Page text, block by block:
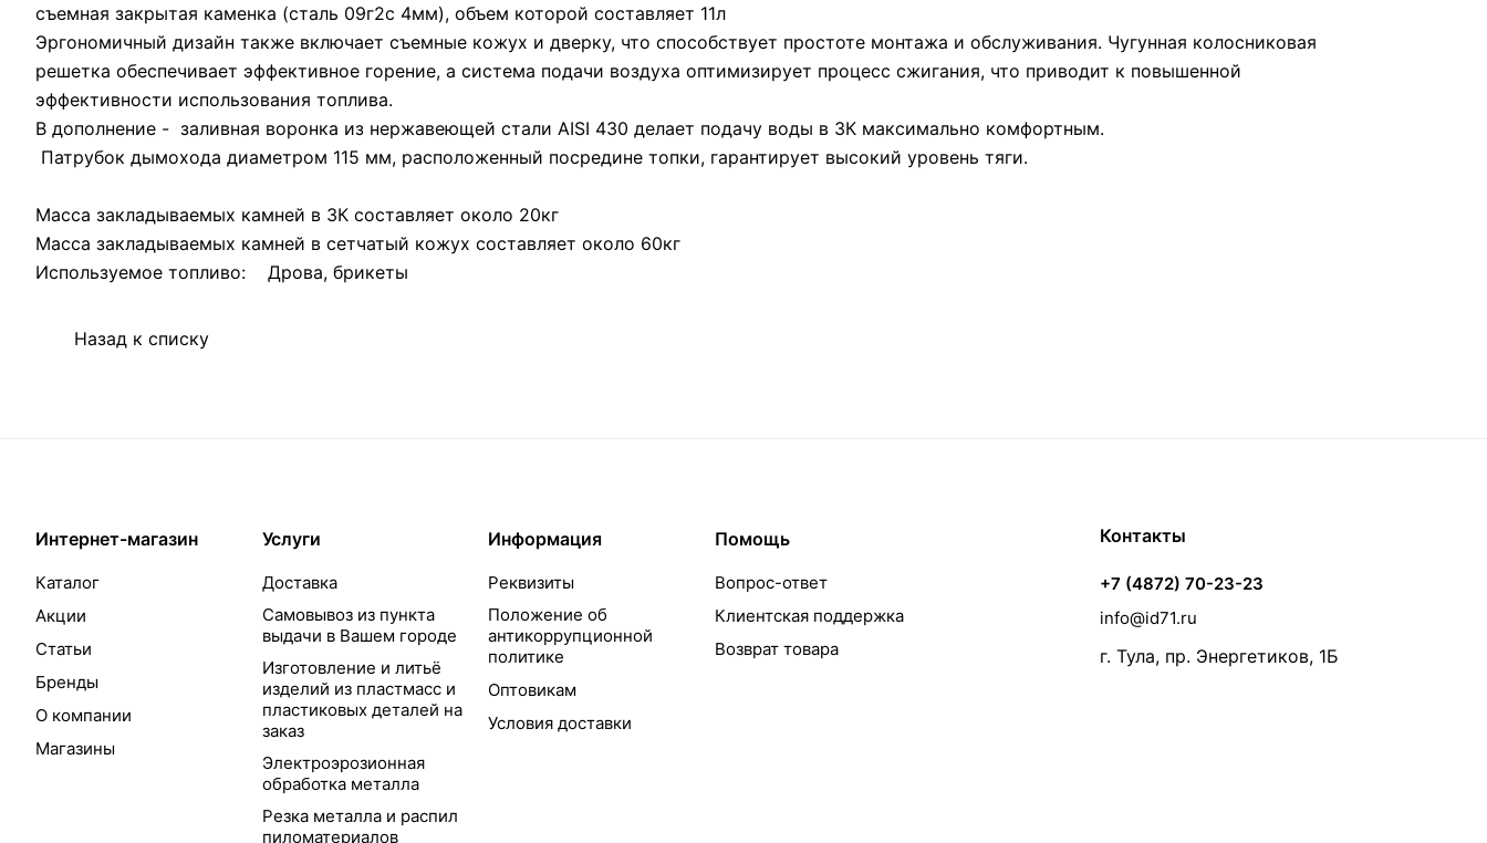
съемная закрытая каменка (сталь 09г2с 4мм), объем которой составляет 11л
Эргономичный дизайн также включает съемные кожух и дверку, что способствует простоте монтажа и обслуживания. Чугунная колосниковая
решетка обеспечивает эффективное горение, а система подачи воздуха оптимизирует процесс сжигания, что приводит к повышенной
эффективности использования топлива.
В дополнение - заливная воронка из нержавеющей стали AISI 430 делает подачу воды в ЗК максимально комфортным.
Патрубок дымохода диаметром 115 мм, расположенный посредине топки, гарантирует высокий уровень тяги.
Масса закладываемых камней в ЗК составляет около 20кг
Масса закладываемых камней в сетчатый кожух составляет около 60кг
Используемое топливо: Дрова, брикеты
Назад к списку
Интернет-магазин
Каталог
Акции
Статьи
Бренды
О компании
Магазины
Услуги
Доставка
Самовывоз из пункта
выдачи в Вашем городе
Изготовление и литьё
изделий из пластмасс и
пластиковых деталей на
заказ
Электроэрозионная
обработка металла
Резка металла и распил
пиломатериалов
Информация
Реквизиты
Положение об
антикоррупционной
политике
Оптовикам
Условия доставки
Помощь
Вопрос-ответ
Клиентская поддержка
Возврат товара
Контакты
+7 (4872) 70-23-23
info@id71.ru
г. Тула, пр. Энергетиков, 1Б